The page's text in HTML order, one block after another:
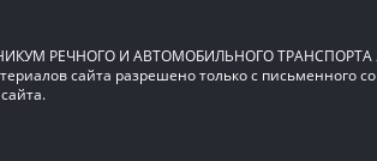
РЕЧНОГО И АВТОМОБИЛЬНОГО ТРАНСПОРТА
сайта разрешено только с письменного